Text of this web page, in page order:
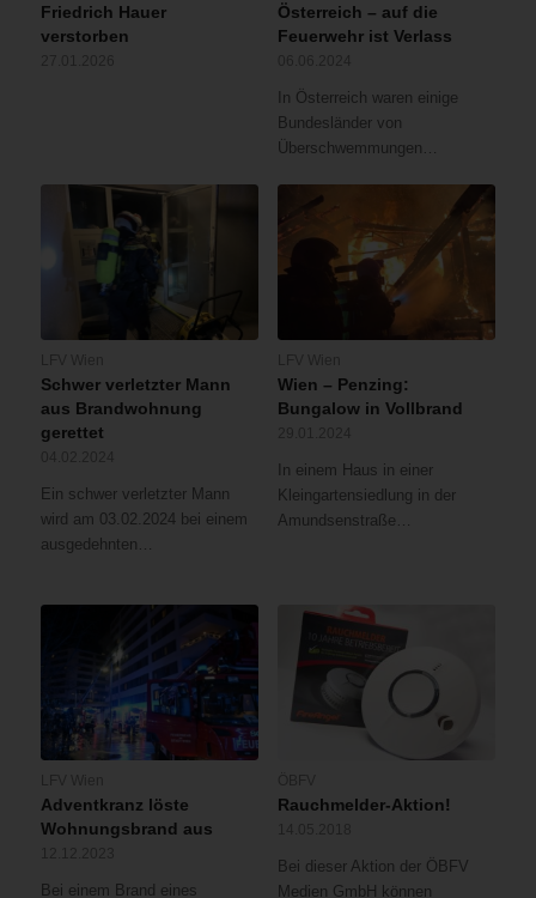
Friedrich Hauer
verstorben
Österreich – auf die
Feuerwehr ist Verlass
In Österreich waren einige
Bundesländer von
Überschwemmungen…
Schwer verletzter Mann
aus Brandwohnung
gerettet
Ein schwer verletzter Mann
wird am 03.02.2024 bei einem
ausgedehnten…
Wien – Penzing:
Bungalow in Vollbrand
In einem Haus in einer
Kleingartensiedlung in der
Amundsenstraße…
Adventkranz löste
Wohnungsbrand aus
Bei einem Brand eines
Rauchmelder-Aktion!
Bei dieser Aktion der ÖBFV
Medien GmbH können